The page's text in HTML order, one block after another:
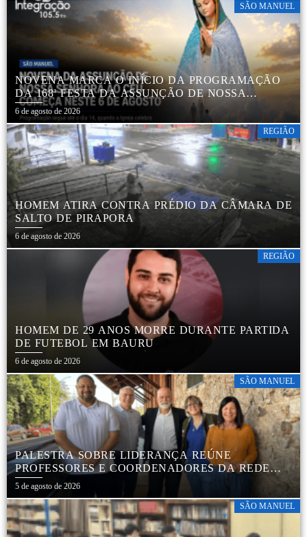
SÃO MANUEL
NOVENA MARCA O INÍCIO DA PROGRAMAÇÃO
DA 168ª FESTA DA ASSUNÇÃO DE NOSSA
SENHORA AO CÉU EM APARECIDA DE SÃO
MANUEL
6 de agosto de 2026
REGIÃO
HOMEM ATIRA CONTRA PRÉDIO DA CÂMARA DE
SALTO DE PIRAPORA
6 de agosto de 2026
REGIÃO
HOMEM DE 29 ANOS MORRE DURANTE PARTIDA
DE FUTEBOL EM BAURU
6 de agosto de 2026
SÃO MANUEL
PALESTRA SOBRE LIDERANÇA REÚNE
PROFESSORES E COORDENADORES DA REDE
MUNICIPAL
5 de agosto de 2026
SÃO MANUEL